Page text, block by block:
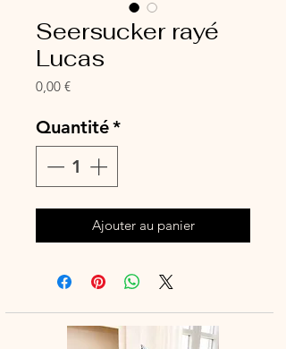
Seersucker rayé
Lucas
0,00 €Prix
Quantité*
Ajouter au panier